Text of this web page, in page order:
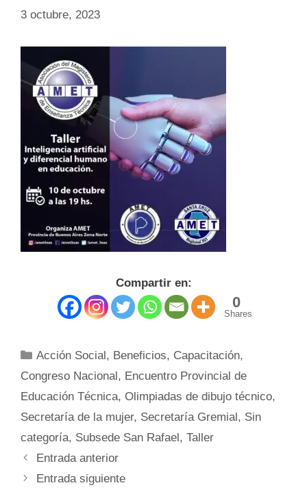
3 octubre, 2023
Compartir en:
0
Shares
Categorías
Acción Social, Beneficios, Capacitación,
Congreso Nacional, Encuentro Provincial de
Educación Técnica, Olimpiadas de dibujo técnico,
Secretaría de la mujer, Secretaría Gremial, Sin
categoría, Subsede San Rafael, Taller
Entrada anterior
Entrada siguiente